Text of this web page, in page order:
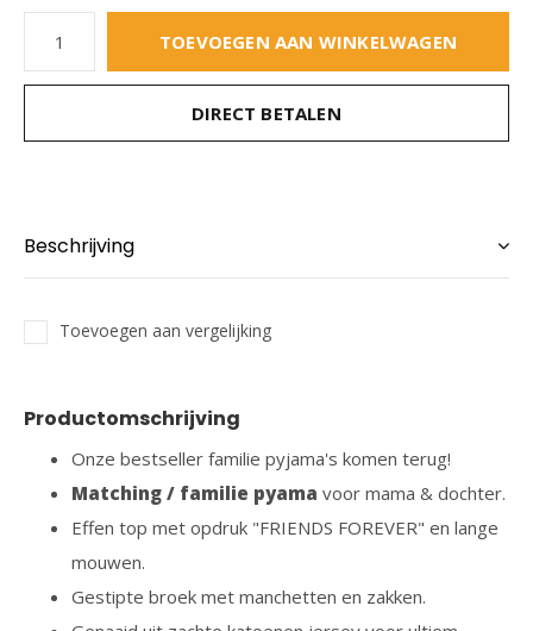
TOEVOEGEN AAN WINKELWAGEN
DIRECT BETALEN
Beschrijving
Toevoegen aan vergelijking
Productomschrijving
Onze bestseller familie pyjama's komen terug!
Matching / familie pyama voor mama & dochter.
Effen top met opdruk "FRIENDS FOREVER" en lange
mouwen.
Gestipte broek met manchetten en zakken.